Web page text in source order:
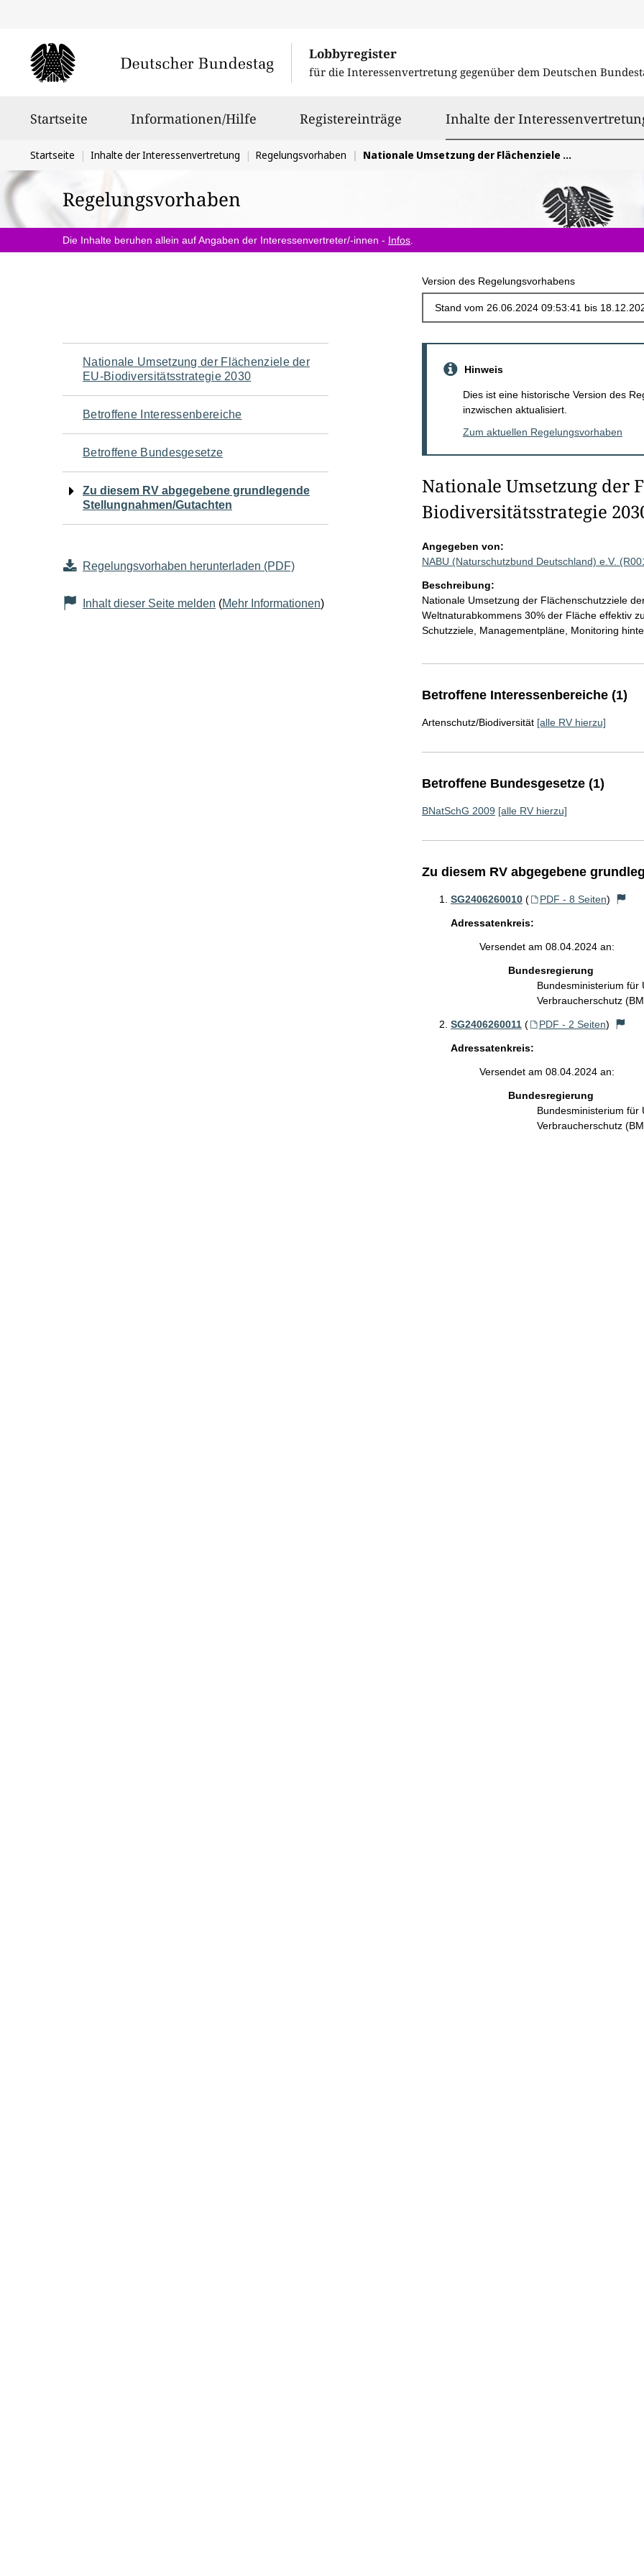
Lobbyregister
für die Interessenvertretung gegenüber dem Deutschen
Startseite Informationen/Hilfe Registereinträge Inhalte der
Sie
befinden
sich
hier:
Startseite Inhalte der Interessenvertretung Regelungsvorhaben Nationale Umsetzung der Flächenziele der EU-Biodiversitätsstrategie 2030
Regelungsvorhaben
Die Inhalte beruhen allein auf Angaben der Interessenvertreter/-innen - Infos
Version des Regelungsvorhabens
Navigation
für
den
Seiteninhalt
Nationale Umsetzung der Flächenziele der
EU-Biodiversitätsstrategie 2030
Betroffene Interessenbereiche
Betroffene Bundesgesetze
Zu diesem RV abgegebene grundlegende
Stellungnahmen/Gutachten
Regelungsvorhaben herunterladen (PDF)
Inhalt dieser Seite melden (Mehr Informationen)
Hinweis
Dies ist eine historische Version des
inzwischen aktualisiert.
Zum aktuellen Regelungsvorhaben
Nationale Umsetzung der
Biodiversitätsstrategie
Angegeben von:
NABU (Naturschutzbund Deutschland) e.V.
Beschreibung:
Nationale Umsetzung der Flächenschutzziele
Weltnaturabkommens 30% der Fläche effektiv
Schutzziele, Managementpläne, Monitoring
Betroffene Interessenbereiche (1)
Artenschutz/Biodiversität [alle RV hierzu]
Betroffene Bundesgesetze (1)
BNatSchG 2009 [alle RV hierzu]
Zu diesem RV abgegebene
SG2406260010 ( PDF - 8 Seiten)
Adressatenkreis:
Versendet am 08.04.2024 an:
Bundesregierung
Bundesministerium für
Verbraucherschutz
SG2406260011 ( PDF - 2 Seiten)
Adressatenkreis:
Versendet am 08.04.2024 an:
Bundesregierung
Bundesministerium für
Verbraucherschutz